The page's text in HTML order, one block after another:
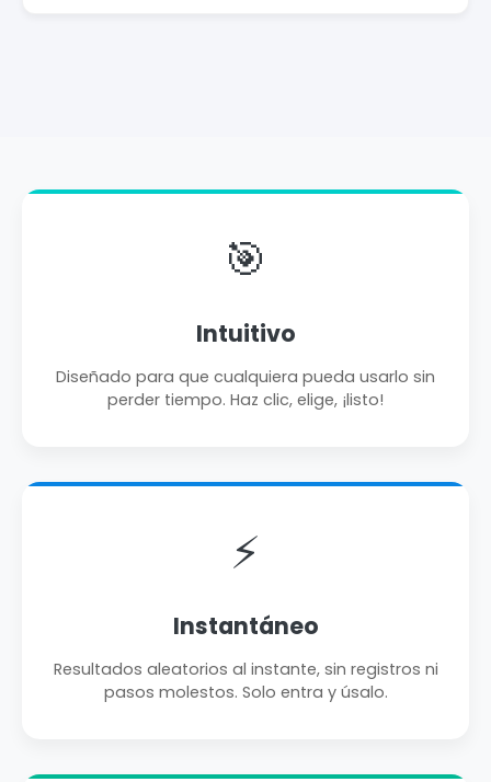
🎯
Intuitivo
Diseñado para que cualquiera pueda usarlo sin
perder tiempo. Haz clic, elige, ¡listo!
⚡
Instantáneo
Resultados aleatorios al instante, sin registros ni
pasos molestos. Solo entra y úsalo.